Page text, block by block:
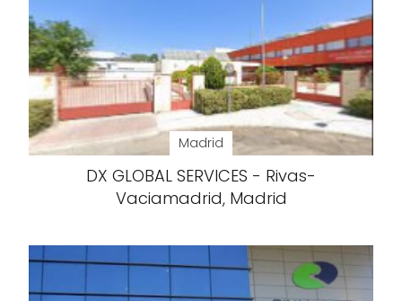
Madrid
DX GLOBAL SERVICES - Rivas-
Vaciamadrid, Madrid